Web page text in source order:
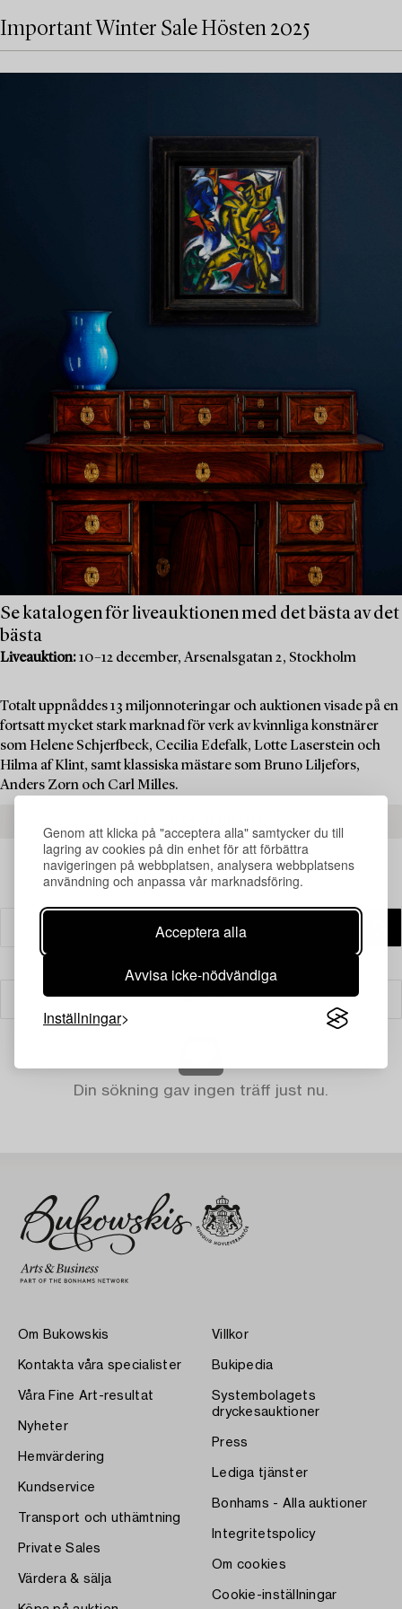
Genom att klicka på "acceptera alla" samtycker du till
lagring av cookies på din enhet för att förbättra
navigeringen på webbplatsen, analysera webbplatsens
användning och anpassa vår marknadsföring.
Acceptera alla
Avvisa icke-nödvändiga
Inställningar
Important Winter Sale Hösten 2025
Se katalogen för liveauktionen med det bästa av det
bästa
Liveauktion:10–12 december, Arsenalsgatan 2, Stockholm
Totalt uppnåddes 13 miljonnoteringar och auktionen visade på en
fortsatt mycket stark marknad för verk av kvinnliga konstnärer
som Helene Schjerfbeck, Cecilia Edefalk, Lotte Laserstein och
Hilma af Klint, samt klassiska mästare som Bruno Liljefors,
Anders Zorn och Carl Milles.
Filter
Din sökning gav ingen träff just nu.
Om Bukowskis
Kontakta våra specialister
Våra Fine Art-resultat
Nyheter
Hemvärdering
Kundservice
Transport och uthämtning
Private Sales
Värdera & sälja
Villkor
Bukipedia
Systembolagets
dryckesauktioner
Press
Lediga tjänster
Bonhams - Alla auktioner
Integritetspolicy
Om cookies
Cookie-inställningar